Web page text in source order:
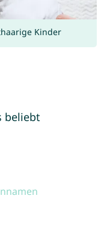
Kinder
beliebt